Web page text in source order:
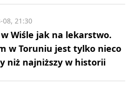
Wiśle jak na lekarstwo.
w Toruniu jest tylko nieco
niż najniższy w historii
08, 21:30